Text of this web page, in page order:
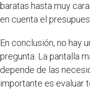
baratas hasta muy
en cuenta el
En conclusión, no hay
pregunta. La pantalla
depende de las
importante es evaluar